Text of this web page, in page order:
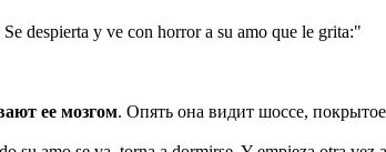
despierta y ve con horror a su amo que le grita:"
ее мозгом. Опять она видит шоссе,